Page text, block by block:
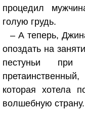
процедил
голую грудь.
– А теперь,
опоздать на
пестуньи при
которая хотела
волшебную страну.